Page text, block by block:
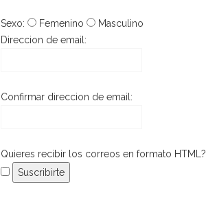
Sexo: Femenino
Masculino
Direccion de email:
Confirmar direccion de email:
Quieres recibir los correos en formato HTML?